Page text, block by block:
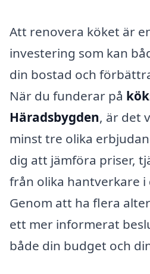
Att renovera köket är
investering som kan
din bostad och
När du funderar på
Häradsbygden, är det
minst tre olika
dig att jämföra priser,
från olika hantverkare
Genom att ha flera
ett mer informerat
både din budget och